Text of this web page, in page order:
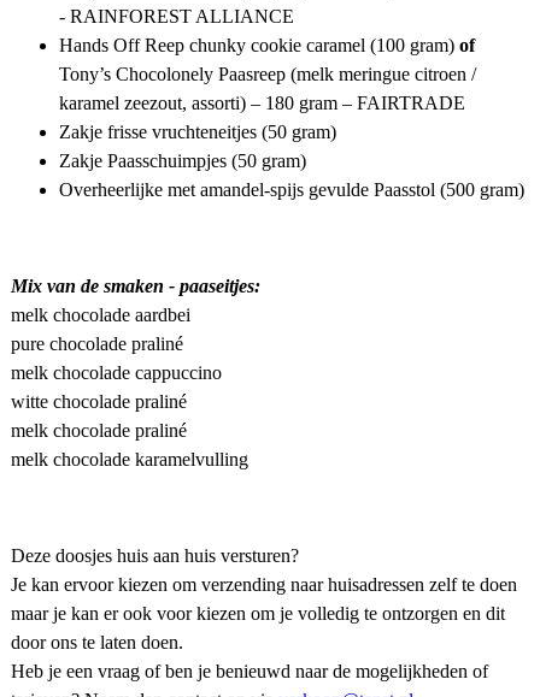
- RAINFOREST ALLIANCE
Hands Off Reep chunky cookie caramel (100 gram) of
Tony’s Chocolonely Paasreep (melk meringue citroen /
karamel zeezout, assorti) – 180 gram – FAIRTRADE
Zakje frisse vruchteneitjes (50 gram)
Zakje Paasschuimpjes (50 gram)
Overheerlijke met amandel-spijs gevulde Paasstol (500 gram)
Mix van de smaken - paaseitjes:
melk chocolade aardbei
pure chocolade praliné
melk chocolade cappuccino
witte chocolade praliné
melk chocolade praliné
melk chocolade karamelvulling
Deze doosjes huis aan huis versturen?
Je kan ervoor kiezen om verzending naar huisadressen zelf te doen
maar je kan er ook voor kiezen om je volledig te ontzorgen en dit
door ons te laten doen.
Heb je een vraag of ben je benieuwd naar de mogelijkheden of